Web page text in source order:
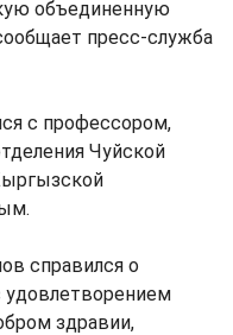
объединенную
пресс-служба
с профессором,
Чуйской
справился о
удовлетворением
здравии,